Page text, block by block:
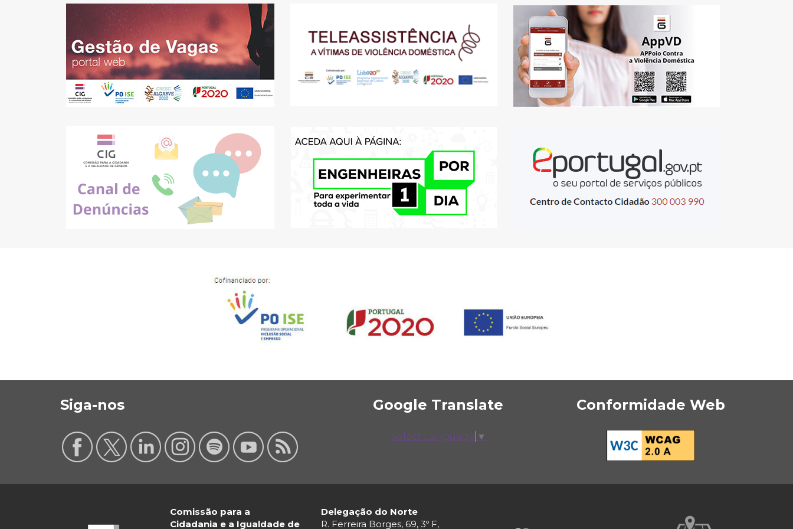
Siga-nos Google Translate
Select Language ▼
Conformidade Web
Comissão para a
Cidadania e a Igualdade de
Delegação do Norte
R. Ferreira Borges, 69, 3º F,